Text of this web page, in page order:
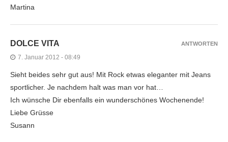
Martina
DOLCE VITA
7. Januar 2012 - 08:49
Sieht beides sehr gut aus! Mit Rock etwas eleganter mit Jeans
sportlicher. Je nachdem halt was man vor hat…
Ich wünsche Dir ebenfalls ein wunderschönes Wochenende!
Liebe Grüsse
Susann
ANTWORTEN